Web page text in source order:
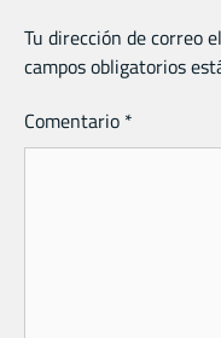
Tu dirección de correo
campos obligatorios
Comentario *